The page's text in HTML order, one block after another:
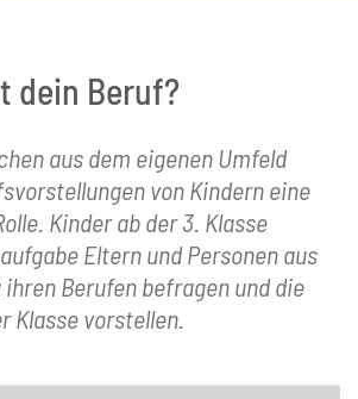
dein Beruf?
aus dem eigenen Umfeld
von Kindern eine
Kinder ab der 3. Klasse
Eltern und Personen aus
Berufen befragen und die
Klasse vorstellen.